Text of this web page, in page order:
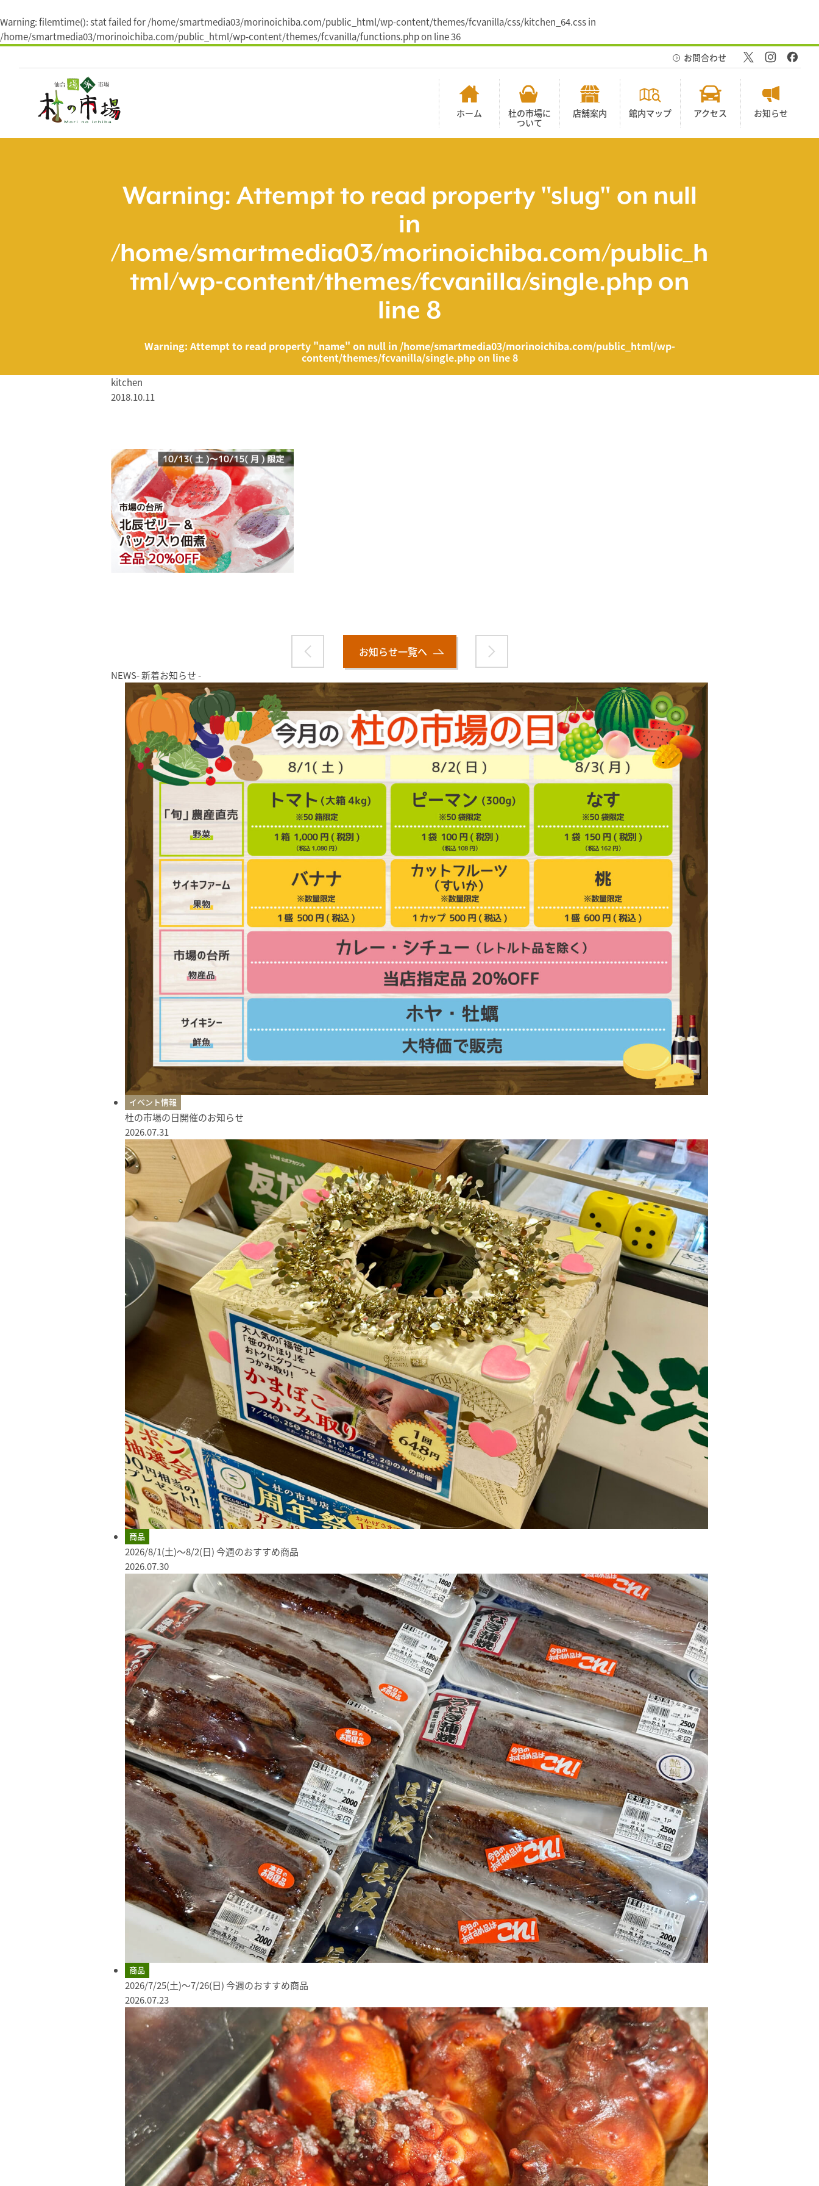
Warning: filemtime(): stat failed for /home/smartmedia03/morinoichiba.com/public_html/wp-content/themes/fcvanilla/css/kitchen_64.css in
/home/smartmedia03/morinoichiba.com/public_html/wp-content/themes/fcvanilla/functions.phpon line36
ス
ホーム
杜の市場に
ついて
店舗案内 館内マップ アクセス お知らせ
お問合わせ
Warning: Attempt to read property "slug" on null
in
/home/smartmedia03/morinoichiba.com/public_h
tml/wp-content/themes/fcvanilla/single.php on
line 8
Warning: Attempt to read property "name" on null in /home/smartmedia03/morinoichiba.com/public_html/wp-
content/themes/fcvanilla/single.phpon line8
kitchen
2018.10.11
お知らせ一覧へ
NEWS- 新着お知らせ -
イベント情報
杜の市場の日開催のお知らせ
2026.07.31
商品
2026/8/1(土)～8/2(日) 今週のおすすめ商品
2026.07.30
商品
2026/7/25(土)～7/26(日) 今週のおすすめ商品
2026.07.23